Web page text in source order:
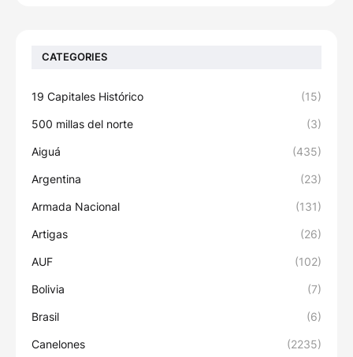
CATEGORIES
19 Capitales Histórico (15)
500 millas del norte (3)
Aiguá (435)
Argentina (23)
Armada Nacional (131)
Artigas (26)
AUF (102)
Bolivia (7)
Brasil (6)
Canelones (2235)